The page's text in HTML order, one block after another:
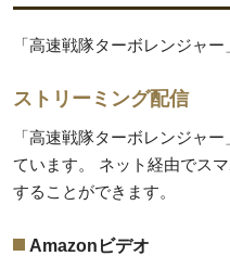
「高速戦隊ターボレンジャー
ストリーミング配信
「高速戦隊ターボレンジャ
ています。 ネット経由でス
することができます。
Amazonビデオ